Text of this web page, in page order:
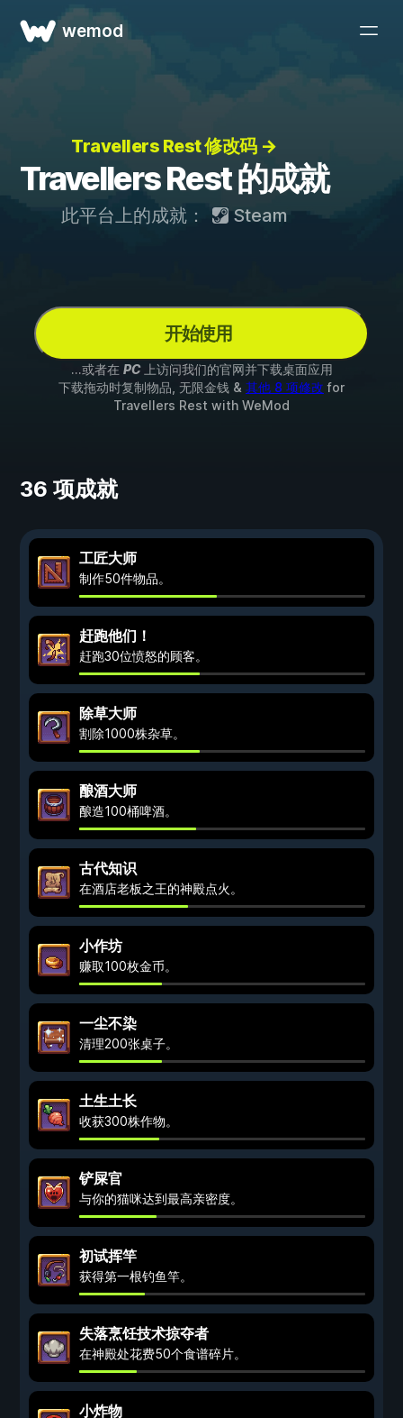
wemod
Travellers Rest 修改码 →
Travellers Rest 的成就
此平台上的成就： Steam
开始使用
...或者在 PC上访问我们的官网并下载桌面应用
下载拖动时复制物品, 无限金钱 & 其他 8 项修改 for
Travellers Rest with WeMod
36 项成就
工匠大师
制作50件物品。
赶跑他们！
赶跑30位愤怒的顾客。
除草大师
割除1000株杂草。
酿酒大师
酿造100桶啤酒。
古代知识
在酒店老板之王的神殿点火。
小作坊
赚取100枚金币。
一尘不染
清理200张桌子。
土生土长
收获300株作物。
铲屎官
与你的猫咪达到最高亲密度。
初试挥竿
获得第一根钓鱼竿。
失落烹饪技术掠夺者
在神殿处花费50个食谱碎片。
小炸物